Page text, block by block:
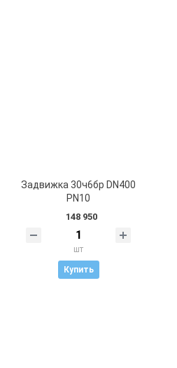
Задвижка 30ч6бр DN400
PN10
148 950
шт
Купить